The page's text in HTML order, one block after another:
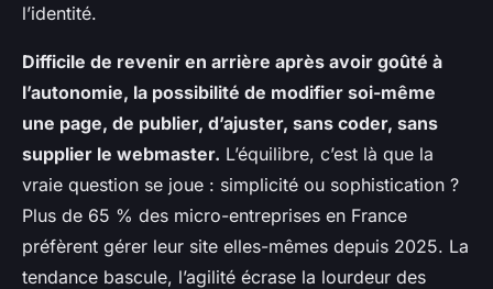
l’identité.
Difficile de revenir en arrière après avoir goûté à
l’autonomie, la possibilité de modifier soi-même
une page, de publier, d’ajuster, sans coder, sans
supplier le webmaster. L’équilibre, c’est là que la
vraie question se joue : simplicité ou sophistication ?
Plus de 65 % des micro-entreprises en France
préfèrent gérer leur site elles-mêmes depuis 2025. La
tendance bascule, l’agilité écrase la lourdeur des